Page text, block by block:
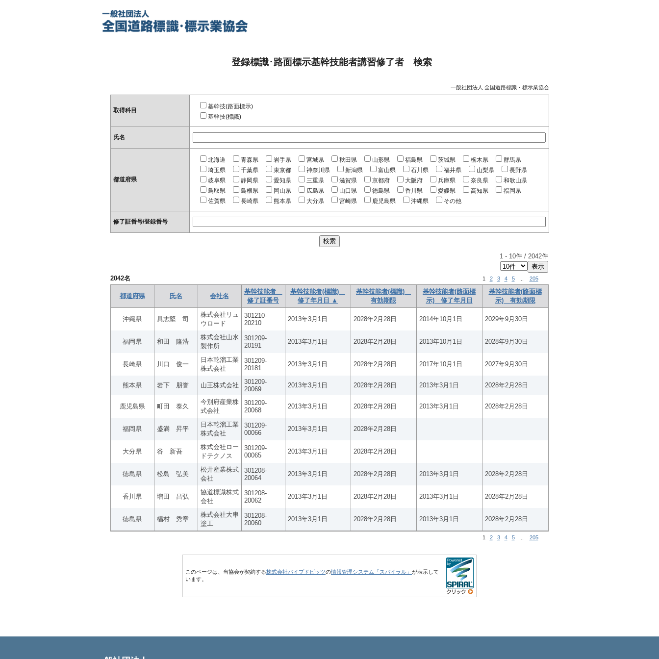
登録標識･路面標示基幹技能者講習修了者 検索
一般社団法人 全国道路標識・標示業協会
取得科目
基幹技(路面標示)
基幹技(標識)
氏名
都道府県
北海道 青森県 岩手県 宮城県 秋田県 山形県 福島県 茨城県 栃木県
群馬県
埼玉県
千葉県 東京都 神奈川県 新潟県 富山県 石川県 福井県 山梨県
長野県
岐阜県
静岡県 愛知県 三重県 滋賀県 京都府 大阪府 兵庫県 奈良県
和歌山県
鳥取県
島根県 岡山県 広島県 山口県 徳島県 香川県 愛媛県 高知県
福岡県
佐賀県
長崎県 熊本県 大分県 宮崎県 鹿児島県 沖縄県 その他
修了証番号/登録番号
1- 10件 / 2042件
2042名 1 2 3 4 5 205
都道府県 氏名 会社名
基幹技能者
修了証番号
基幹技能者(標識)
修了年月日 ▲
基幹技能者(標識)
有効期限
基幹技能者(路面標
示) 修了年月日
基幹技能者(路面標
示) 有効期限
沖縄県 具志堅 司
株式会社リュ
ウロード
301210-
20210
2013年3月1日 2028年2月28日 2014年10月1日 2029年9月30日
福岡県 和田 隆浩
株式会社山水
製作所
301209-
20191
2013年3月1日 2028年2月28日 2013年10月1日 2028年9月30日
長崎県 川口 俊一
日本乾溜工業
株式会社
301209-
20181
2013年3月1日 2028年2月28日 2017年10月1日 2027年9月30日
熊本県 岩下 朋誉 山王株式会社
301209-
20069
2013年3月1日 2028年2月28日 2013年3月1日 2028年2月28日
鹿児島県 町田 泰久
今別府産業株
式会社
301209-
20068
2013年3月1日 2028年2月28日 2013年3月1日 2028年2月28日
福岡県 盛満 昇平
日本乾溜工業
株式会社
301209-
00066
2013年3月1日 2028年2月28日
大分県 谷 新吾
株式会社ロー
ドテクノス
301209-
00065
2013年3月1日 2028年2月28日
徳島県 松島 弘美
松井産業株式
会社
301208-
20064
2013年3月1日 2028年2月28日 2013年3月1日 2028年2月28日
香川県 増田 昌弘
協道標識株式
会社
301208-
20062
2013年3月1日 2028年2月28日 2013年3月1日 2028年2月28日
徳島県 椙村 秀章
株式会社大串
塗工
301208-
20060
2013年3月1日 2028年2月28日 2013年3月1日 2028年2月28日
1 2 3 4 5 205
このページは、当協会が契約する株式会社パイプドビッツの情報管理システム「スパイラル」 が表示して
います。